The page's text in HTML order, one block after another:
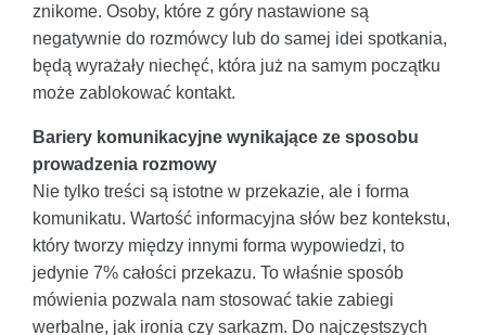
znikome. Osoby, które z góry nastawione są
negatywnie do rozmówcy lub do samej idei spotkania,
będą wyrażały niechęć, która już na samym początku
może zablokować kontakt.
Bariery komunikacyjne wynikające ze sposobu
prowadzenia rozmowy
Nie tylko treści są istotne w przekazie, ale i forma
komunikatu. Wartość informacyjna słów bez kontekstu,
który tworzy między innymi forma wypowiedzi, to
jedynie 7% całości przekazu. To właśnie sposób
mówienia pozwala nam stosować takie zabiegi
werbalne, jak ironia czy sarkazm. Do najczęstszych